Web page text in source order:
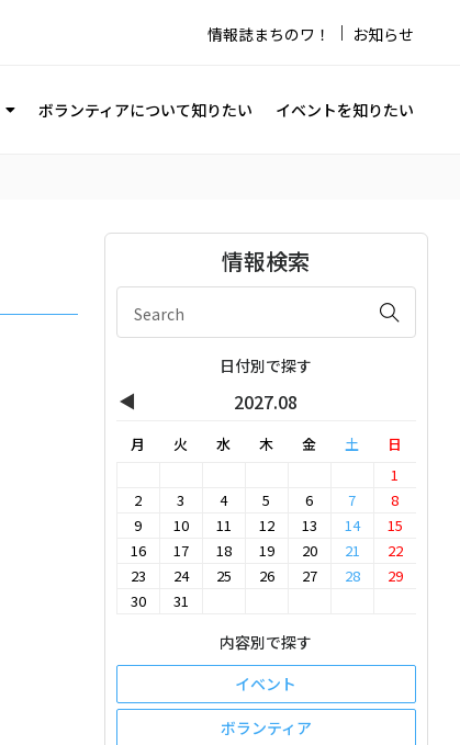
情報誌まちのワ！ お知らせ
ボランティアについて知りたい イベントを知りたい
情報検索
日付別で探す
◀ 2027.08
月 火 水 木 金 土
日
1
2
3 4 5 6 7
8
9
10 11 12 13 14
15
16
17 18 19 20 21
22
23
24 25 26 27 28
29
30
31
内容別で探す
イベント
ボランティア